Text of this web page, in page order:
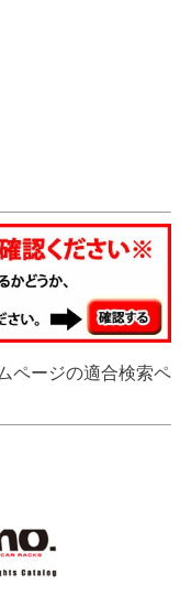
ページの適合検索ペ